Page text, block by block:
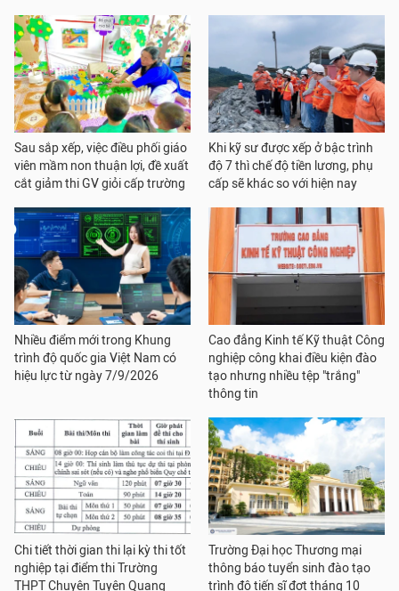
Sau sắp xếp, việc điều phối giáo
viên mầm non thuận lợi, đề xuất
cắt giảm thi GV giỏi cấp trường
Khi kỹ sư được xếp ở bậc trình
độ 7 thì chế độ tiền lương, phụ
cấp sẽ khác so với hiện nay
Nhiều điểm mới trong Khung
trình độ quốc gia Việt Nam có
hiệu lực từ ngày 7/9/2026
Cao đẳng Kinh tế Kỹ thuật Công
nghiệp công khai điều kiện đào
tạo nhưng nhiều tệp "trắng"
thông tin
Chi tiết thời gian thi lại kỳ thi tốt
nghiệp tại điểm thi Trường
THPT Chuyên Tuyên Quang
Trường Đại học Thương mại
thông báo tuyển sinh đào tạo
trình độ tiến sĩ đợt tháng 10